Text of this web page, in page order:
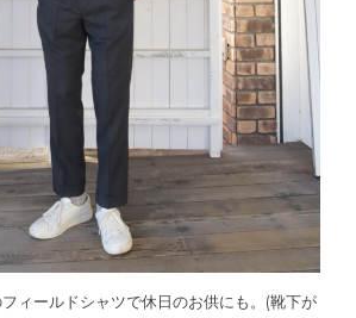
ィールドシャツで休日のお供にも。(靴下が